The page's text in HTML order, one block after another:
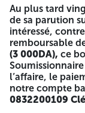
Direction
BP 87 Hassi
Tél :029.
AVIS
Au plus tard
de sa parution
intéressé,
remboursable
(3 000DA), ce
l’affaire, le
notre compte
0832200109